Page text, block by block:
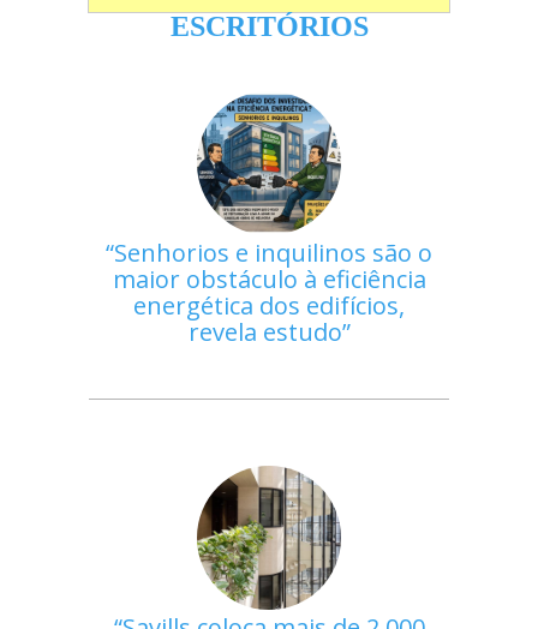
ESCRITÓRIOS
Senhorios e inquilinos são o
maior obstáculo à eficiência
energética dos edifícios,
revela estudo